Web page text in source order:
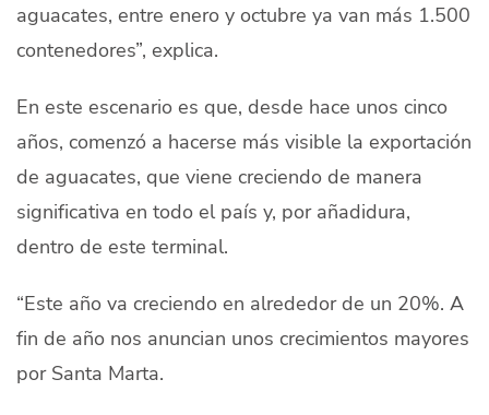
aguacates, entre enero y octubre ya van más 1.500
contenedores”, explica.
En este escenario es que, desde hace unos cinco
años, comenzó a hacerse más visible la exportación
de aguacates, que viene creciendo de manera
significativa en todo el país y, por añadidura,
dentro de este terminal.
“Este año va creciendo en alrededor de un 20%. A
fin de año nos anuncian unos crecimientos mayores
por Santa Marta.